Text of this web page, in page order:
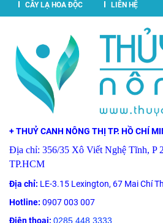
CÂY LẠ HOA ĐỘC LIÊN HỆ
+ THUỶ CANH NÔNG THỊ TP. HỒ CHÍ
Địa chỉ: 356/35 Xô Viết Nghệ Tĩnh, P
TP.HCM
Địa chỉ: LE-3.15 Lexington, 67 Mai Chí
Hotline: 0907 003 007
Điện thoại: 0285 448 3333